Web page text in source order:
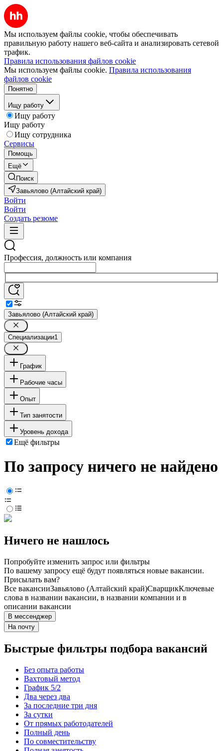
Мы используем файлы cookie, чтобы обеспечивать
правильную работу нашего веб-сайта и анализировать сетевой
трафик.
Правила использования файлов cookie
Мы используем файлы cookie. Правила использования
файлов cookie
Понятно
Ищу работу
Ищу работу
Ищу работу
Ищу сотрудника
Сервисы
Помощь
Ещё
Поиск
Завьялово (Алтайский край)
Войти
Войти
Создать резюме
Профессия, должность или компания
Завьялово (Алтайский край)
Специализации1
График
Рабочие часы
Опыт
Тип занятости
Уровень дохода
Ещё фильтры
По запросу ничего не найдено
Ничего не нашлось
Попробуйте изменить запрос или фильтры
По вашему запросу ещё будут появляться новые вакансии.
Присылать вам?
Все вакансииЗавьялово (Алтайский край)СварщикКлючевые
слова в названии вакансии, в названии компании и в
описании вакансии
В мессенджер
На почту
Быстрые фильтры подбора вакансий
Без опыта работы
Вахтовый метод
График 5/2
Два через два
За последние три дня
За сутки
От прямых работодателей
Полный день
По совместительству